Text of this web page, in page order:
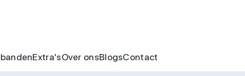
zorgorganisatie
Extra's
Aandraagbonus
Over ons
Trainingen & cursussen
BlogsContact